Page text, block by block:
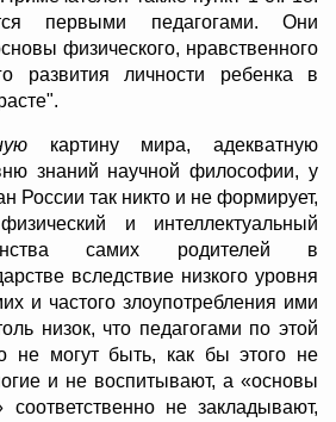
первыми педагогами. Они
физического, нравственного
развития личности ребенка в
картину мира, адекватную
знаний научной философии, у
России так никто и не формирует,
и интеллектуальный
самих родителей в
вследствие низкого уровня
и частого злоупотребления ими
низок, что педагогами по этой
не могут быть, как бы этого не
и не воспитывают, а «основы
соответственно не закладывают,